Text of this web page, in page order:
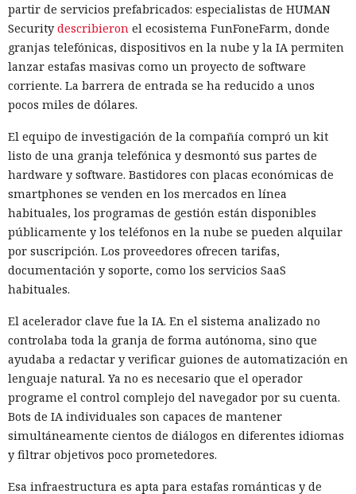
partir de servicios prefabricados: especialistas de HUMAN
Security describieron el ecosistema FunFoneFarm, donde
granjas telefónicas, dispositivos en la nube y la IA permiten
lanzar estafas masivas como un proyecto de software
corriente. La barrera de entrada se ha reducido a unos
pocos miles de dólares.
El equipo de investigación de la compañía compró un kit
listo de una granja telefónica y desmontó sus partes de
hardware y software. Bastidores con placas económicas de
smartphones se venden en los mercados en línea
habituales, los programas de gestión están disponibles
públicamente y los teléfonos en la nube se pueden alquilar
por suscripción. Los proveedores ofrecen tarifas,
documentación y soporte, como los servicios SaaS
habituales.
El acelerador clave fue la IA. En el sistema analizado no
controlaba toda la granja de forma autónoma, sino que
ayudaba a redactar y verificar guiones de automatización en
lenguaje natural. Ya no es necesario que el operador
programe el control complejo del navegador por su cuenta.
Bots de IA individuales son capaces de mantener
simultáneamente cientos de diálogos en diferentes idiomas
y filtrar objetivos poco prometedores.
Esa infraestructura es apta para estafas románticas y de